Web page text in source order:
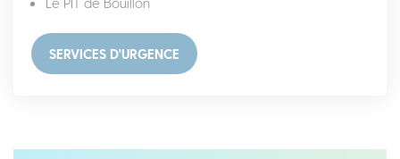
SERVICES D'URGENCE